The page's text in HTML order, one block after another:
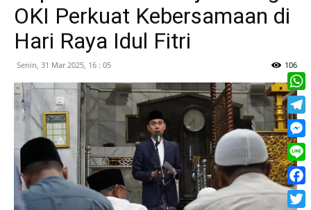
OKI Perkuat Kebersamaan di
Hari Raya Idul Fitri
Senin, 31 Mar 2025, 16 : 05 106
Line